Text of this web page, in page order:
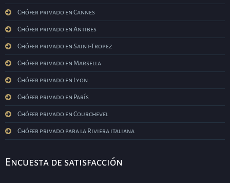
Chófer privado en Cannes
Chófer privado en Antibes
Chófer privado en Saint-Tropez
Chófer privado en Marsella
Chófer privado en Lyon
Chófer privado en París
Chófer privado en Courchevel
Chófer privado para la Riviera italiana
Encuesta de satisfacción